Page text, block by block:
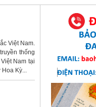
Việt Nam.
thống
Nam tại
Kỳ...